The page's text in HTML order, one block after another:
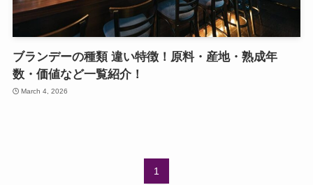
ブランデーの種類 違い特徴！原料・産地・熟成年
数・価値など一覧紹介！
March 4, 2026
1